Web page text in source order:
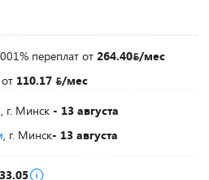
переплат от 264.40 /мес
от 110.17
/мес
, г. Минск - 13 августа
, г. Минск- 13 августа
33.05